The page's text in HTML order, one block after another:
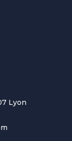
Lyon